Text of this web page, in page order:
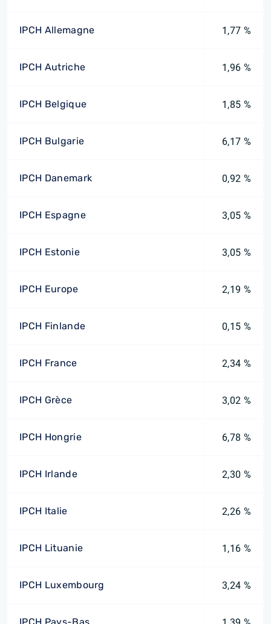
IPCH Allemagne 1,77 %
IPCH Autriche 1,96 %
IPCH Belgique 1,85 %
IPCH Bulgarie 6,17 %
IPCH Danemark 0,92 %
IPCH Espagne 3,05 %
IPCH Estonie 3,05 %
IPCH Europe 2,19 %
IPCH Finlande 0,15 %
IPCH France 2,34 %
IPCH Grèce 3,02 %
IPCH Hongrie 6,78 %
IPCH Irlande 2,30 %
IPCH Italie 2,26 %
IPCH Lituanie 1,16 %
IPCH Luxembourg 3,24 %